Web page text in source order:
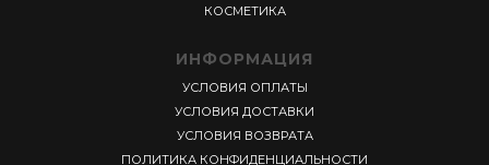
КОСМЕТИКА
ИНФОРМАЦИЯ
УСЛОВИЯ ОПЛАТЫ
УСЛОВИЯ ДОСТАВКИ
УСЛОВИЯ ВОЗВРАТА
ПОЛИТИКА КОНФИДЕНЦИАЛЬНОСТИ